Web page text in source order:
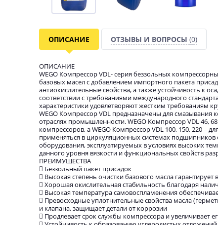
ОПИСАНИЕ ОТЗЫВЫ И ВОПРОСЫ (0)
ОПИСАНИЕ
WEGO Компрессор VDL- серия беззольных
базовых масел с добавлением импортного пакета
антиокислительные свойства, а также устойчивость к
соответствии с требованиями международного
характеристики удовлетворяют жестким требованиям
WEGO Компрессор VDL предназначены для смазывания
отраслях промышленности. WEGO Компрессор VDL 46,
компрессоров, а WEGO Компрессор VDL 100, 150, 220 –
применяться в циркуляционных системах
оборудования, эксплуатируемых в условиях высоких
данного уровня вязкости и функциональных свойств
ПРЕИМУЩЕСТВА
 Беззольный пакет присадок
 Высокая степень очистки базового масла
 Хорошая окислительная стабильность благодаря
 Высокая температура самовоспламенения
 Превосходные уплотнительные свойства масла
и клапана, защищает детали от коррозии
 Продлевает срок службы компрессора и увеличивает